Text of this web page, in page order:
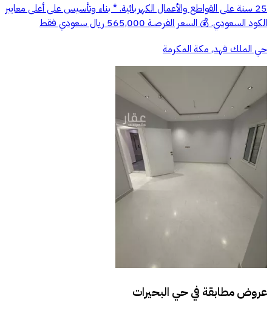
25 سنة على القواطع والأعمال الكهربائية. * بناء وتأسيس على أعلى معايير
الكود السعودي. 💰 السعر الفرصـة 565,000 ريال سعودي فقط
حي الملك فهد, مكة المكرمة
عروض مطابقة فيحي البحيرات